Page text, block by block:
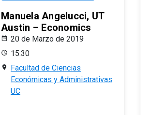
Manuela Angelucci, UT
Austin – Economics
20 de Marzo de 2019
15:30
Facultad de Ciencias
Económicas y Administrativas
UC